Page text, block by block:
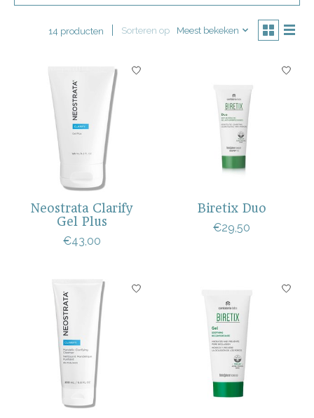
14 producten Sorteren op Meest bekeken
Neostrata Clarify
Gel Plus
€43,00
Biretix Duo
€29,50